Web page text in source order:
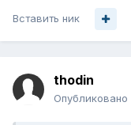
Вставить ник
thodin
Опубликовано